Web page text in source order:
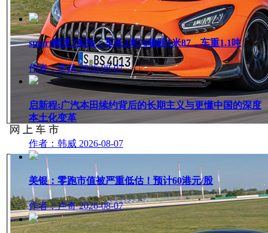
smart精灵2实拍：车长2米76轴距1米87，车重1.1吨
作者：李超 2026-08-07
启新程:广汽本田续约背后的长期主义与更懂中国的深度
本土化变革
作者：韩威 2026-08-07
美银：零跑市值被严重低估！预计60港元/股
作者：卢奇 2026-08-07